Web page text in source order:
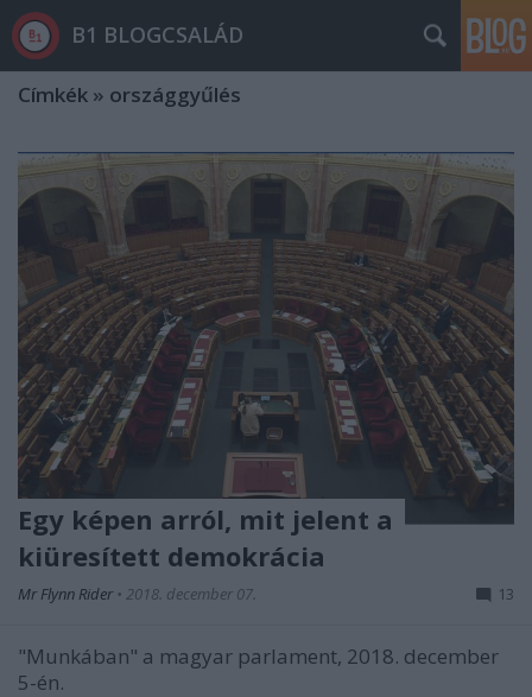
B1 BLOGCSALÁD
Címkék » országgyűlés
Egy képen arról, mit jelent a
kiüresített demokrácia
Mr Flynn Rider • 2018. december 07. 13
"Munkában" a magyar parlament, 2018. december
5-én.